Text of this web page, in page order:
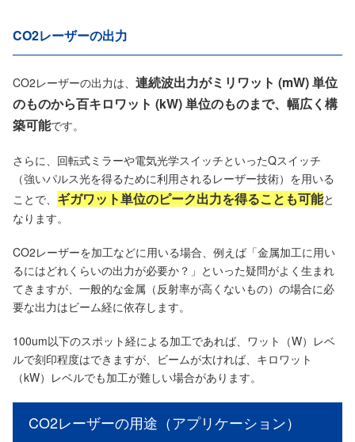
CO2レーザーの出力
CO2レーザーの出力は、 連続波出力がミリワット (mW) 単位
のものから百キロワット (kW) 単位のものまで、幅広く構
築可能です。
さらに、回転式ミラーや電気光学スイッチといったQスイッチ
（強いパルス光を得るために利用されるレーザー技術）を用いる
ことで、 ギガワット単位のピーク出力を得ることも可能と
なります。
CO2レーザーを加工などに用いる場合、例えば「金属加工に用い
るにはどれくらいの出力が必要か？」といった疑問がよく生まれ
てきますが、一般的な金属（反射率が高くないもの）の場合に必
要な出力はビーム経に依存します。
100um以下のスポット経による加工であれば、ワット（W）レベ
ルで刻印程度はできますが、ビームが太ければ、キロワット
（kW）レベルでも加工が難しい場合があります。
CO2レーザーの用途（アプリケーション）